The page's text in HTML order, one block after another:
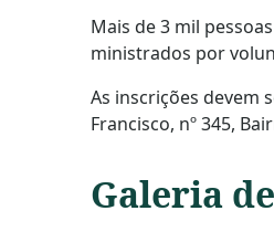
Mais de 3 mil
ministrados por
As inscrições devem
Francisco, nº 345,